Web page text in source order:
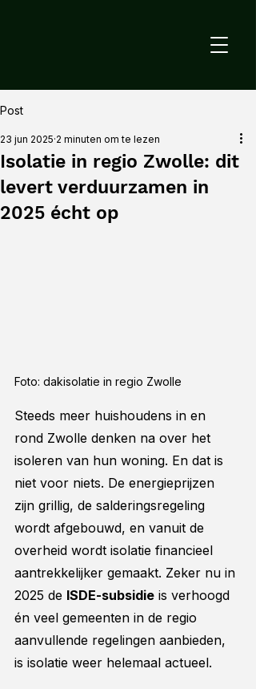
Post
Isolatie in regio Zwolle: dit
levert verduurzamen in
2025 écht op
23 jun 2025 2 minuten om te lezen
Foto: dakisolatie in regio Zwolle
Steeds meer huishoudens in en
rond Zwolle denken na over het
isoleren van hun woning. En dat is
niet voor niets. De energieprijzen
zijn grillig, de salderingsregeling
wordt afgebouwd, en vanuit de
overheid wordt isolatie financieel
aantrekkelijker gemaakt. Zeker nu in
2025 de ISDE-subsidie is verhoogd
én veel gemeenten in de regio
aanvullende regelingen aanbieden,
is isolatie weer helemaal actueel.